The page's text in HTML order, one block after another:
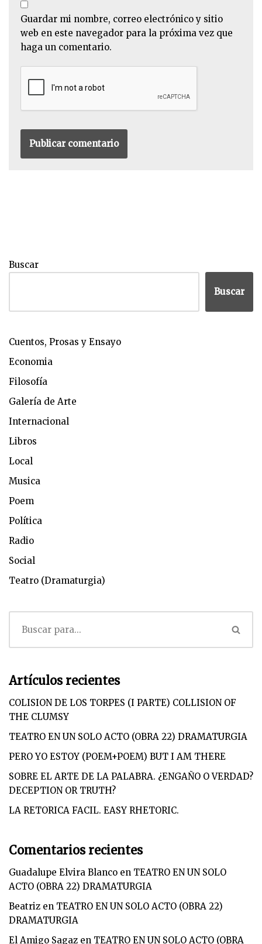
Guardar mi nombre, correo electrónico y sitio
web en este navegador para la próxima vez que
haga un comentario.
Buscar
Buscar
Cuentos, Prosas y Ensayo
Economia
Filosofía
Galería de Arte
Internacional
Libros
Local
Musica
Poem
Política
Radio
Social
Teatro (Dramaturgia)
Artículos recientes
COLISION DE LOS TORPES (I PARTE) COLLISION OF
THE CLUMSY
TEATRO EN UN SOLO ACTO (OBRA 22) DRAMATURGIA
PERO YO ESTOY (POEM+POEM) BUT I AM THERE
SOBRE EL ARTE DE LA PALABRA. ¿ENGAÑO O VERDAD?
DECEPTION OR TRUTH?
LA RETORICA FACIL. EASY RHETORIC.
Comentarios recientes
Guadalupe Elvira Blanco en TEATRO EN UN SOLO
ACTO (OBRA 22) DRAMATURGIA
Beatriz en TEATRO EN UN SOLO ACTO (OBRA 22)
DRAMATURGIA
El Amigo Sagaz en TEATRO EN UN SOLO ACTO (OBRA